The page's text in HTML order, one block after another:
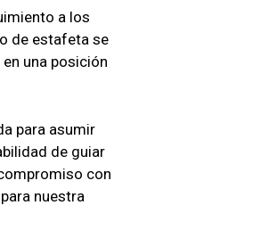
a los
de estafeta se
una posición
para asumir
de guiar
con
nuestra